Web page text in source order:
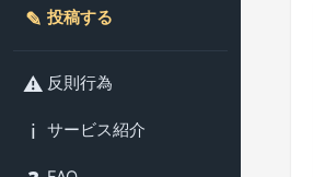
✎️ 投稿する
⚠️ 反則行為
ℹ️ サービス紹介